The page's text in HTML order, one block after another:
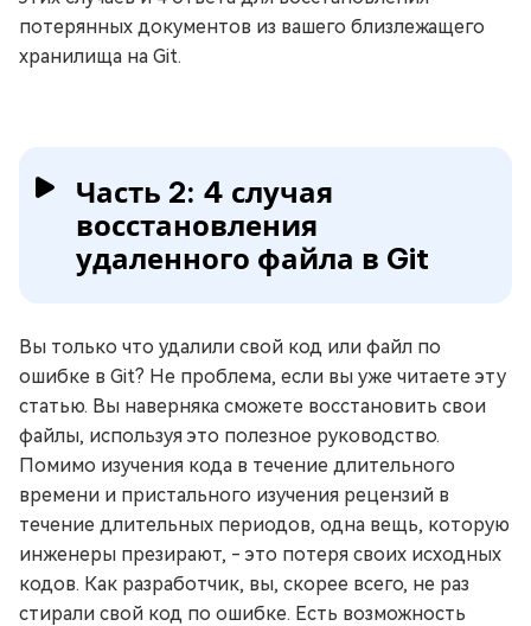
потерянных документов из вашего близлежащего
хранилища на Git.
Часть 2: 4 случая
восстановления
удаленного файла в Git
Вы только что удалили свой код или файл по
ошибке в Git? Не проблема, если вы уже читаете эту
статью. Вы наверняка сможете восстановить свои
файлы, используя это полезное руководство.
Помимо изучения кода в течение длительного
времени и пристального изучения рецензий в
течение длительных периодов, одна вещь, которую
инженеры презирают, - это потеря своих исходных
кодов. Как разработчик, вы, скорее всего, не раз
стирали свой код по ошибке. Есть возможность